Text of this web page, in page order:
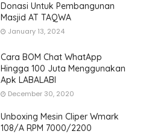
Donasi Untuk Pembangunan
Masjid AT TAQWA
January 13, 2024
Cara BOM Chat WhatApp
Hingga 100 Juta Menggunakan
Apk LABALABI
December 30, 2020
Unboxing Mesin Cliper Wmark
108/A RPM 7000/2200